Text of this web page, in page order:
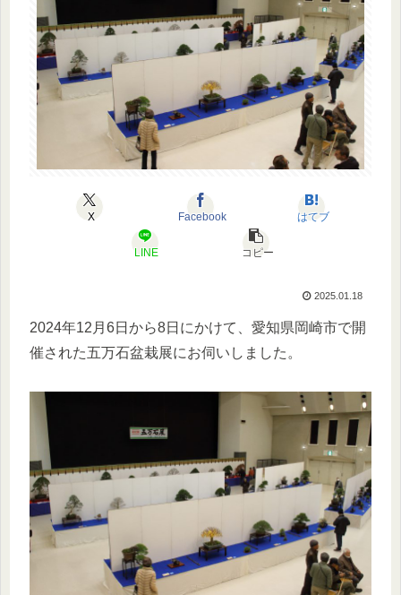
X Facebook はてブ
LINE コピー
2025.01.18
2024年12月6日から8日にかけて、愛知県岡崎市で開
催された五万石盆栽展にお伺いしました。